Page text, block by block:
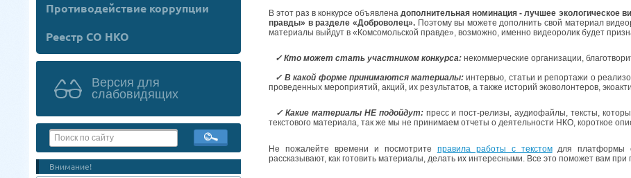
Противодействие коррупции
Реестр СО НКО
Версия для
слабовидящих
Внимание!
В этот раз в конкурсе объявленадополнительная номинация - лучшее экологическое
правды» в разделе «Доброволец». Поэтому вы можете дополнить свой материал
материалы выйдут в «Комсомольской правде», возможно, именно видеоролик будет
⠀✓ Кто может стать участником конкурса: некоммерческие организации,
⠀✓ В какой форме принимаются материалы: интервью, статьи и репортажи о
проведенных мероприятий, акций, их результатов, а также историй эковолонтеров,
⠀✓ Какие материалы НЕ подойдут: пресс и пост-релизы, аудиофайлы, тексты,
текстового материала, так же мы не принимаем отчеты о деятельности НКО, короткое
Не пожалейте времени и посмотрите правила работы с текстомдля платформы
рассказывают, как готовить материалы, делать их интересными. Все это поможет вам при